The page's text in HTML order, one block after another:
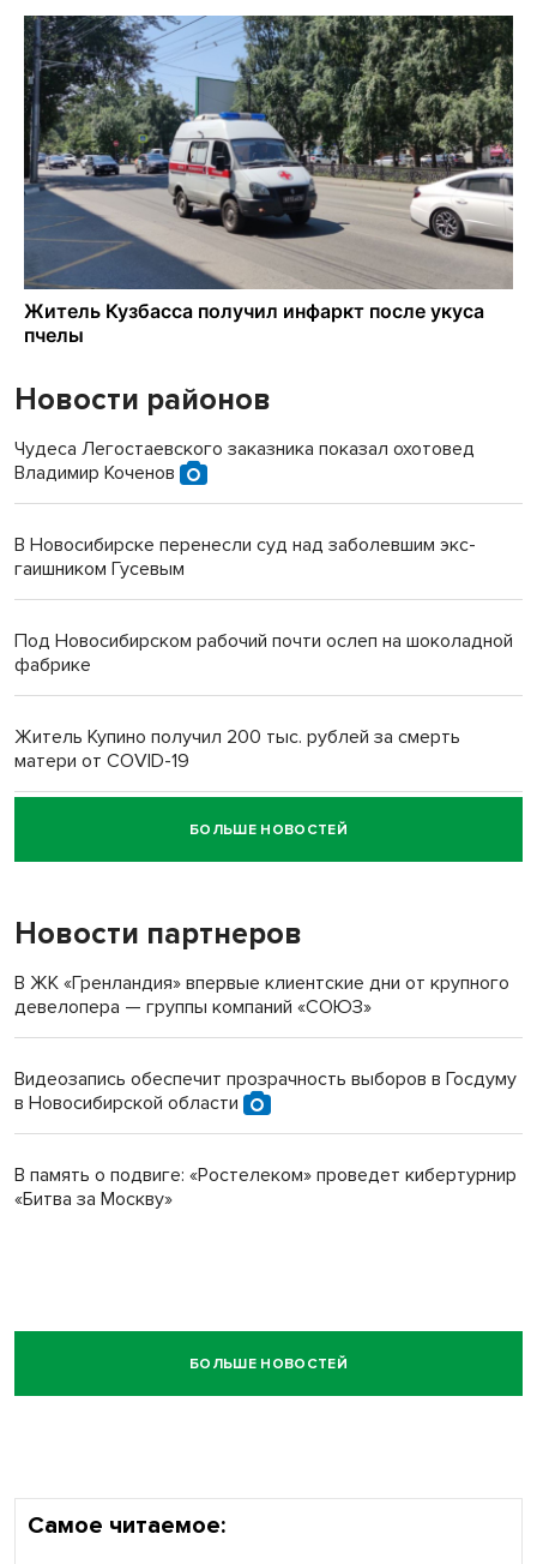
Новости районов
Чудеса Легостаевского заказника показал охотовед
Владимир Коченов
В Новосибирске перенесли суд над заболевшим экс-
гаишником Гусевым
Под Новосибирском рабочий почти ослеп на шоколадной
фабрике
Житель Купино получил 200 тыс. рублей за смерть
матери от COVID-19
Новосибирский суд наказал водителя за смерть
пенсионерки на вокзале
БОЛЬШЕ НОВОСТЕЙ
Новости партнеров
В ЖК «Гренландия» впервые клиентские дни от крупного
девелопера — группы компаний «СОЮЗ»
Видеозапись обеспечит прозрачность выборов в Госдуму
в Новосибирской области
В память о подвиге: «Ростелеком» проведет кибертурнир
«Битва за Москву»
БОЛЬШЕ НОВОСТЕЙ
Самое читаемое: